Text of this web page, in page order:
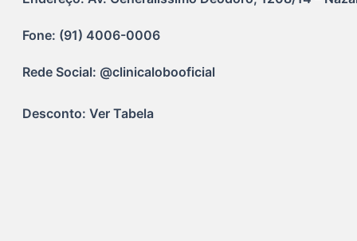
Fone: (91) 4006-0006
Rede Social: @clinicalobooficial
Desconto: Ver Tabela